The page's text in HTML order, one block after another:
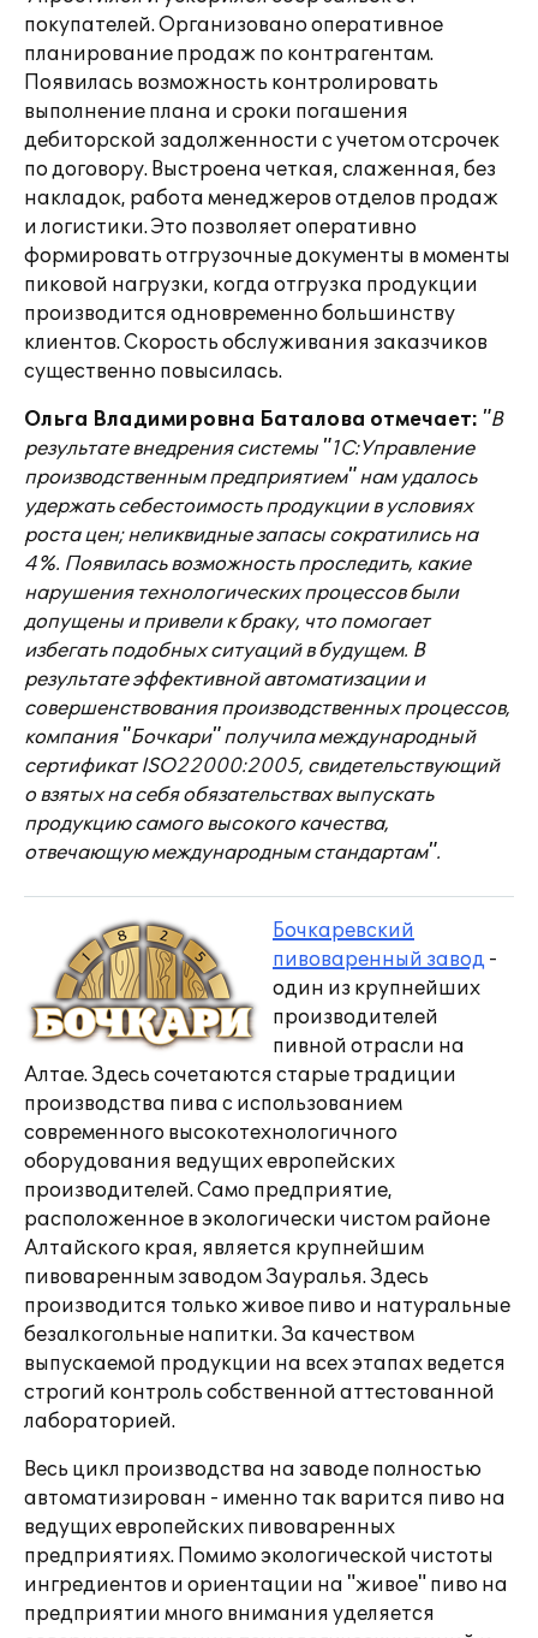
покупателей. Организовано оперативное
планирование продаж по контрагентам.
Появилась возможность контролировать
выполнение плана и сроки погашения
дебиторской задолженности с учетом отсрочек
по договору. Выстроена четкая, слаженная, без
накладок, работа менеджеров отделов продаж
и логистики. Это позволяет оперативно
формировать отгрузочные документы в моменты
пиковой нагрузки, когда отгрузка продукции
производится одновременно большинству
клиентов. Скорость обслуживания заказчиков
существенно повысилась.
Ольга Владимировна Баталова отмечает: "В
результате внедрения системы "1С:Управление
производственным предприятием" нам удалось
удержать себестоимость продукции в условиях
роста цен; неликвидные запасы сократились на
4%. Появилась возможность проследить, какие
нарушения технологических процессов были
допущены и привели к браку, что помогает
избегать подобных ситуаций в будущем. В
результате эффективной автоматизации и
совершенствования производственных процессов,
компания "Бочкари" получила международный
сертификат ISO22000:2005, свидетельствующий
о взятых на себя обязательствах выпускать
продукцию самого высокого качества,
отвечающую международным стандартам".
Бочкаревский
пивоваренный завод -
один из крупнейших
производителей
пивной отрасли на
Алтае. Здесь сочетаются старые традиции
производства пива с использованием
современного высокотехнологичного
оборудования ведущих европейских
производителей. Само предприятие,
расположенное в экологически чистом районе
Алтайского края, является крупнейшим
пивоваренным заводом Зауралья. Здесь
производится только живое пиво и натуральные
безалкогольные напитки. За качеством
выпускаемой продукции на всех этапах ведется
строгий контроль собственной аттестованной
лабораторией.
Весь цикл производства на заводе полностью
автоматизирован - именно так варится пиво на
ведущих европейских пивоваренных
предприятиях. Помимо экологической чистоты
ингредиентов и ориентации на "живое" пиво на
предприятии много внимания уделяется